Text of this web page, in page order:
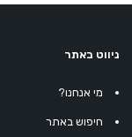
ניווט באתר
מי אנחנו?
חיפוש באתר